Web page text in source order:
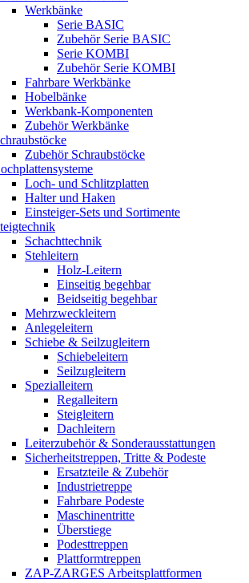
Werkbänke
Serie BASIC
Zubehör Serie BASIC
Serie KOMBI
Zubehör Serie KOMBI
Fahrbare Werkbänke
Hobelbänke
Werkbank-Komponenten
Zubehör Werkbänke
Zubehör Schraubstöcke
Loch- und Schlitzplatten
Halter und Haken
Einsteiger-Sets und Sortimente
Schachttechnik
Stehleitern
Holz-Leitern
Einseitig begehbar
Beidseitig begehbar
Mehrzweckleitern
Anlegeleitern
Schiebe & Seilzugleitern
Schiebeleitern
Seilzugleitern
Spezialleitern
Regalleitern
Steigleitern
Dachleitern
Leiterzubehör & Sonderausstattungen
Sicherheitstreppen, Tritte & Podeste
Ersatzteile & Zubehör
Industrietreppe
Fahrbare Podeste
Maschinentritte
Überstiege
Podesttreppen
Plattformtreppen
ZAP-ZARGES Arbeitsplattformen